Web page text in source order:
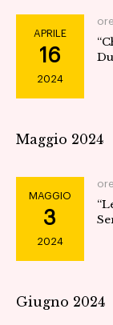
APRILE
16
2024
Maggio 2024
MAGGIO
3
2024
Giugno 2024